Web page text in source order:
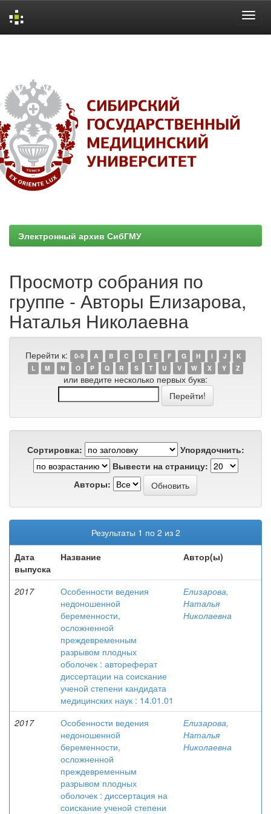
Электронный архив СибГМУ
Просмотр собрания по
группе - Авторы Елизарова,
Наталья Николаевна
Перейти к: 0-9 A B C D E F G H I J
K
L
M N O P Q R S T U V W X Y Z
или введите несколько первых букв:
Сортировка:
Упорядочнить:
Вывести на страницу:
Авторы:
Результаты 1 по 2 из 2
Дата
выпуска
Название Автор(ы)
2017
Особенности ведения
недоношенной
беременности,
осложненной
преждевременным
разрывом плодных
оболочек : автореферат
диссертации на соискание
ученой степени кандидата
медицинских наук : 14.01.01
Елизарова,
Наталья
Николаевна
2017
Особенности ведения
недоношенной
беременности,
осложненной
преждевременным
разрывом плодных
оболочек : диссертация на
соискание ученой степени
Елизарова,
Наталья
Николаевна